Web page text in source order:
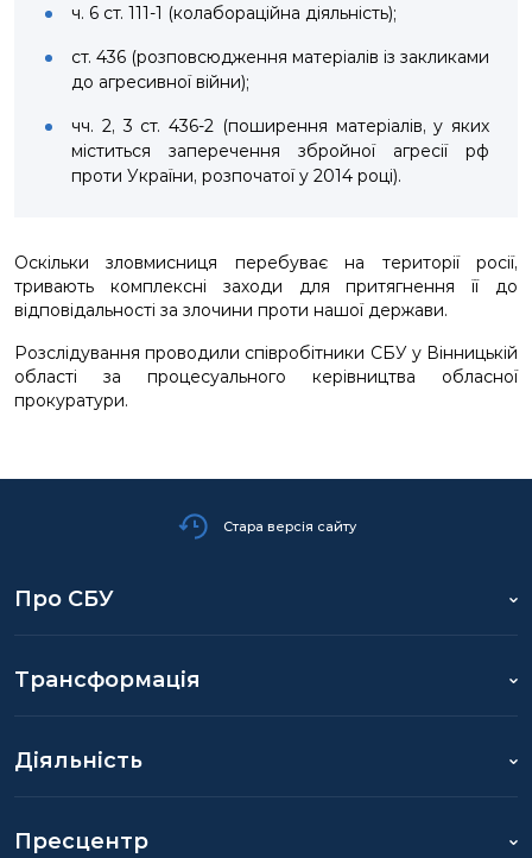
ч. 6 ст. 111-1 (колабораційна діяльність);
ст. 436 (розповсюдження матеріалів із закликами
до агресивної війни);
чч. 2, 3 ст. 436-2 (поширення матеріалів, у яких
міститься заперечення збройної агресії рф
проти України, розпочатої у 2014 році).
Оскільки зловмисниця перебуває на території росії,
тривають комплексні заходи для притягнення її до
відповідальності за злочини проти нашої держави.
Розслідування проводили співробітники СБУ у Вінницькій
області за процесуального керівництва обласної
прокуратури.
Стара версія сайту
Про СБУ
Трансформація
Діяльність
Пресцентр